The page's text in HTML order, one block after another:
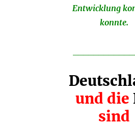
Entwicklung
konnte.
und die
sind